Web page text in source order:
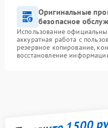
Оригинальные
безопасное
Использование
аккуратная работа с
резервное копирование,
восстановление